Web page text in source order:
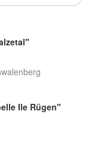
Ile Rügen"